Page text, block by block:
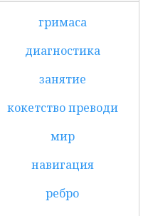
гримаса
диагностика
занятие
кокетство преводи
мир
навигация
ребро